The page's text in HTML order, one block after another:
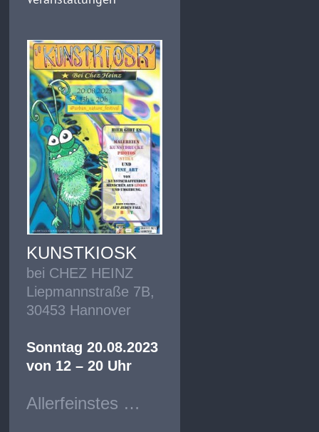
KUNSTKIOSK
bei CHEZ HEINZ
Liepmannstraße 7B,
30453 Hannover
Sonntag 20.08.2023
von 12 – 20 Uhr
Allerfeinstes …